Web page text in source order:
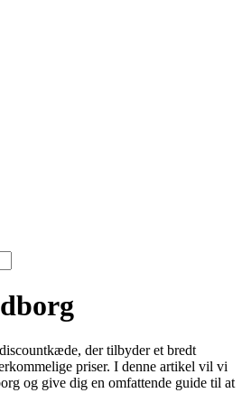
der tilbyder et bredt
priser. I denne artikel vil vi
og give dig en omfattende guide til at